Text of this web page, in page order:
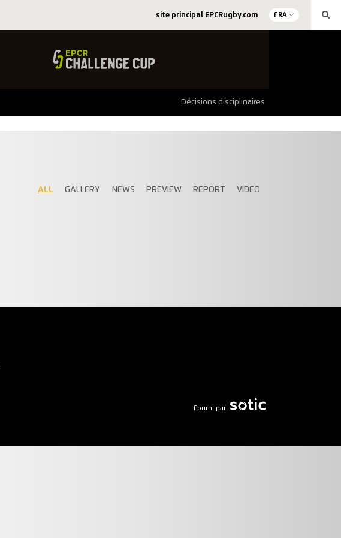
site principal EPCRugby.com FRA
Décisions disciplinaires
ALL GALLERY NEWS PREVIEW REPORT VIDEO
Fourni par